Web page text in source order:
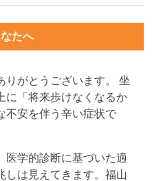
たへ
りがとうございます。 坐
に「将来歩けなくなるか
不安を伴う辛い症状で
医学的診断に基づいた適
しは見えてきます。福山